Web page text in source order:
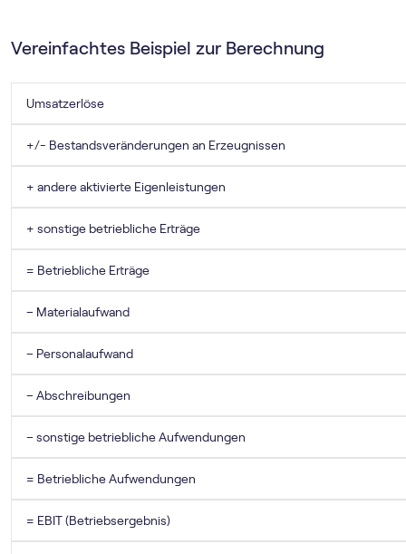
Vereinfachtes Beispiel zur Berechnung
Umsatzerlöse
+/- Bestandsveränderungen an Erzeugnissen
+ andere aktivierte Eigenleistungen
+ sonstige betriebliche Erträge
= Betriebliche Erträge
– Materialaufwand
– Personalaufwand
– Abschreibungen
– sonstige betriebliche Aufwendungen
= Betriebliche Aufwendungen
= EBIT (Betriebsergebnis)